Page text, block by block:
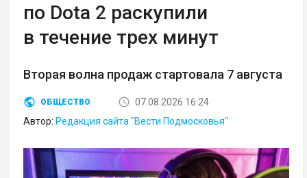
по Dota 2 раскупили
в течение трех минут
Вторая волна продаж стартовала 7 августа
ОБЩЕСТВО
07.08.2026 16:24
Автор: Редакция сайта "Вести Подмосковья"